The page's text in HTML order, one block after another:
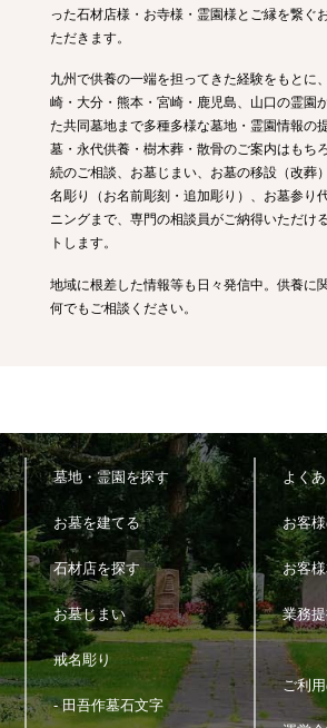
対馬市 壱岐市 五島市 西海市 南島原市
新上五島町
大分県
大分市 別府市 中津市 日田市 佐伯市
竹田市 九重町 玖珠町 杵築市 由布市
熊本県
南小国町 小国町 産山村 高森町 西原村
嘉島町 益城町 甲佐町 山都町 氷川町
錦町 多良木町 湯前町 水上村 相良村
球磨村 苓北町 あさぎり町
宮崎県
宮崎市 都城市 延岡市 日南市 小林市
西都市 えびの市 三股町 高原町 国富町
った石材店様・お寺様・霊園様とご縁を繋ぐ
ただきます。
九州で供養の一端を担ってきた経験をもとに、
崎・大分・熊本・宮崎・鹿児島、山口の霊園
た共同墓地まで多種多様な墓地・霊園情報の提
墓・永代供養・樹木葬・散骨のご案内はもち
続のご相談、お墓じまい、お墓の移設（改葬
名彫り（お名前彫刻・追加彫り）、お墓参り
ニングまで、専門の相談員がご納得いただけ
トします。
地域に根差した情報等も日々発信中。供養に
何でもご相談ください。
墓地・霊園を探す
お墓を建てる
石材店を探す
お墓じまい
戒名彫り
- 田吾作墓石文字
よく
お客
お客
業務
ご利